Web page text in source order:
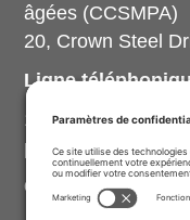
âgées (CCSMPA)
20, Crown Steel
Ligne
1-888-214-7080,
poste, sinon nous
Courriel :